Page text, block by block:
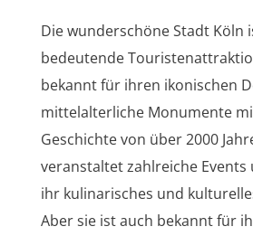
Die wunderschöne Stadt Köln
bedeutende
bekannt für ihren ikonischen
mittelalterliche Monumente
Geschichte von über 2000
veranstaltet zahlreiche Events
ihr kulinarisches und
Aber sie ist auch bekannt für